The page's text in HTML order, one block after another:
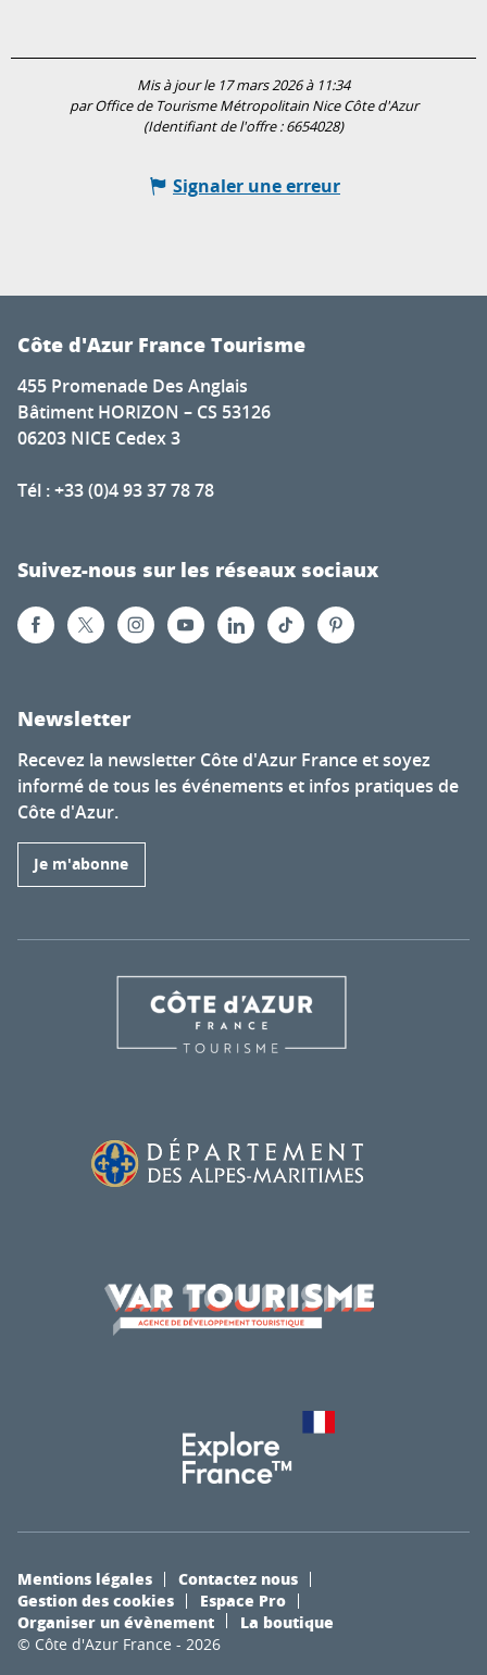
Mis à jour le 17 mars 2026 à 11:34
par Office de Tourisme Métropolitain Nice Côte d'Azur
(Identifiant de l'offre :6654028)
Signaler une erreur
Côte d'Azur France Tourisme
455 Promenade Des Anglais
Bâtiment HORIZON – CS 53126
06203 NICE Cedex 3
Tél : +33 (0)4 93 37 78 78
Suivez-nous sur les réseaux sociaux
Newsletter
Recevez la newsletter Côte d'Azur France et soyez
informé de tous les événements et infos pratiques de
Côte d'Azur.
Je m'abonne
© Côte d'Azur France - 2026
Mentions légales
Contactez nous
Gestion des cookies
Espace Pro
Organiser un évènement
La boutique